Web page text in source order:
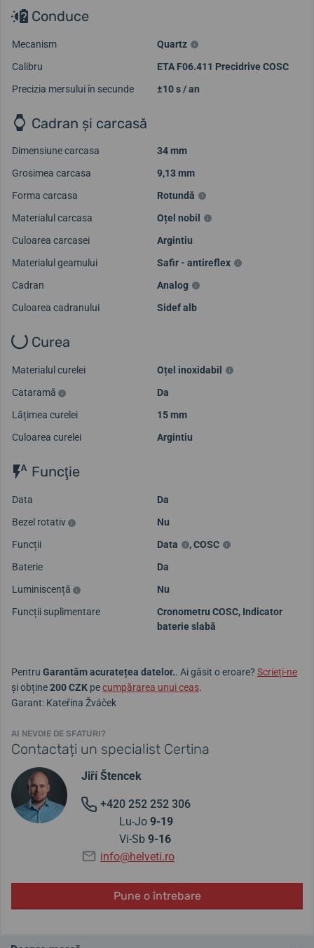
Conduce
Mecanism
Quartz
Calibru
ETA F06.411 Precidrive COSC
Precizia mersului în secunde
±10 s / an
Cadran și carcasă
Dimensiune carcasa
34 mm
Grosimea carcasa
9,13 mm
Forma carcasa
Rotundă
Materialul carcasa
Oțel nobil
Culoarea carcasei
Argintiu
Materialul geamului
Safir - antireflex
Cadran
Analog
Culoarea cadranului
Sidef alb
Curea
Materialul curelei
Oțel inoxidabil
Cataramă
Da
Lățimea curelei
15 mm
Culoarea curelei
Argintiu
Funcţie
Data
Da
Bezel rotativ
Nu
Funcții
Data ,COSC
Baterie
Da
Luminiscență
Nu
Funcții suplimentare
Cronometru COSC, Indicator
baterie slabă
Pentru Garantăm acuratețea datelor.. Ai găsit o eroare? Scrieți-ne
și obține200 CZK pecumpărarea unui ceas.
Garant: Kateřina Žváček
AI NEVOIE DE SFATURI?
Contactați un specialist Certina
Jiří Štencek
+420 252 252 306
Lu-Jo 9-19
Vi-Sb 9-16
info@helveti.ro
Pune o întrebare